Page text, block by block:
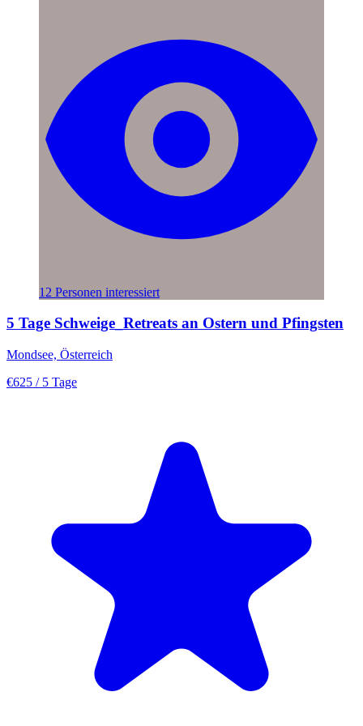
12 Personen interessiert
5 Tage Schweige_Retreats an Ostern und Pfingsten
Mondsee, Österreich
€625 / 5 Tage